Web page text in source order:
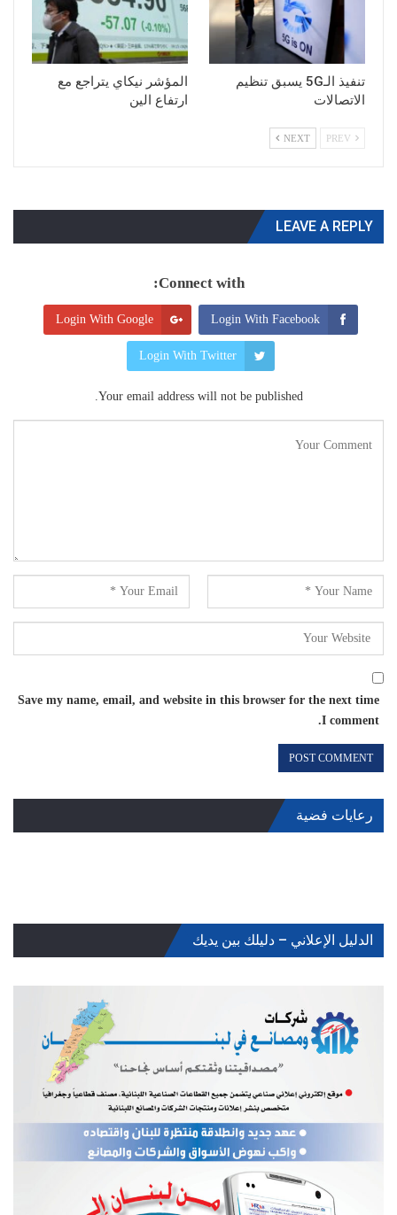
تنفيذ الـ5G يسبق تنظيم
الاتصالات
المؤشر نيكاي يتراجع مع
ارتفاع الين
NEXT
LEAVE A REPLY
Connect with:
Login With Facebook
Login With Google
Login With Twitter
Your email address will not be published.
Save my name, email, and website in this browser for the next time
I comment.
رعايات فضية
الدليل الإعلاني – دليلك بين يديك